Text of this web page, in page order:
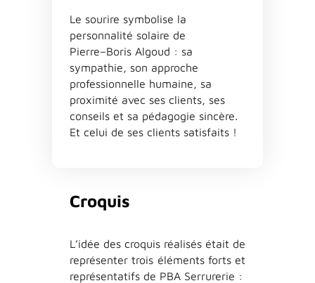
Le sourire symbolise la
personnalité solaire de
Pierre–Boris Algoud : sa
sympathie, son approche
professionnelle humaine, sa
proximité avec ses clients, ses
conseils et sa pédagogie sincère.
Et celui de ses clients satisfaits !
Croquis
L’idée des croquis réalisés était de
représenter trois éléments forts et
représentatifs de PBA Serrurerie :